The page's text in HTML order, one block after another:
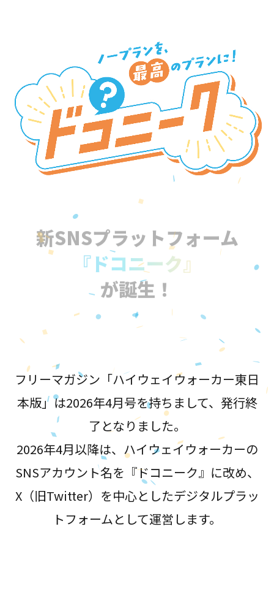
新SNSプラットフォーム
『ドコニーク』
が誕生！
フリーマガジン「ハイウェイウォーカー東日
本版」は2026年4月号を持ちまして、発行終
了となりました。
2026年4月以降は、ハイウェイウォーカーの
SNSアカウント名を『ドコニーク』に改め、
X（旧Twitter）を中心としたデジタルプラッ
トフォームとして運営します。